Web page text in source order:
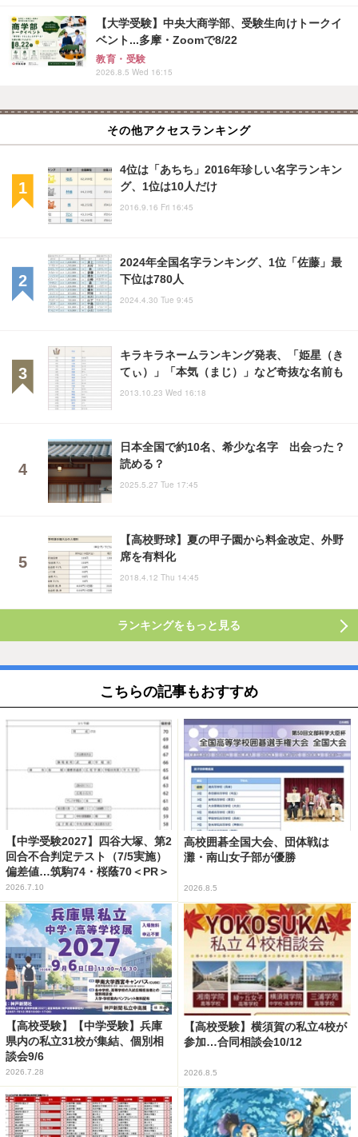
【大学受験】中央大商学部、受験生向けトークイ
ベント...多摩・Zoomで8/22
教育・受験
2026.8.5 Wed 16:15
その他アクセスランキング
4位は「あちち」2016年珍しい名字ランキン
グ、1位は10人だけ
2016.9.16 Fri 16:45
2024年全国名字ランキング、1位「佐藤」最
下位は780人
2024.4.30 Tue 9:45
キラキラネームランキング発表、「姫星（き
てぃ）」「本気（まじ）」など奇抜な名前も
2013.10.23 Wed 16:18
日本全国で約10名、希少な名字 出会った？
読める？
2025.5.27 Tue 17:45
【高校野球】夏の甲子園から料金改定、外野
席を有料化
2018.4.12 Thu 14:45
ランキングをもっと見る
こちらの記事もおすすめ
【中学受験2027】四谷大塚、第2
回合不合判定テスト（7/5実施）
偏差値…筑駒74・桜蔭70＜PR＞
2026.7.10
高校囲碁全国大会、団体戦は
灘・南山女子部が優勝
2026.8.5
【高校受験】【中学受験】兵庫
県内の私立31校が集結、個別相
談会9/6
2026.7.28
【高校受験】横須賀の私立4校が
参加…合同相談会10/12
2026.8.5